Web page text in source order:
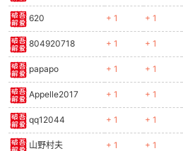
620 + 1 + 1
804920718 + 1 + 1
papapo + 1 + 1
Appelle2017 + 1 + 1
qq12044 + 1 + 1
山野村夫 + 1 + 1